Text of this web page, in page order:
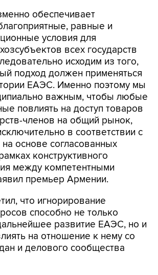
обеспечивает
равные и
условия для
всех государств
исходим из того,
подход должен применяться
ЕАЭС. Именно поэтому мы
важным, чтобы любые
повлиять на доступ товаров
членов на общий рынок,
в соответствии с
основе согласованных
конструктивного
между компетентными
премьер Армении.
что игнорирование
способно не только
развитие ЕАЭС, но и
на отношение к нему со
и делового сообщества